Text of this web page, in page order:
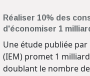
Réaliser 10% des
d'économiser 1
Une étude publiée
(IEM) promet 1
doublant le nombre